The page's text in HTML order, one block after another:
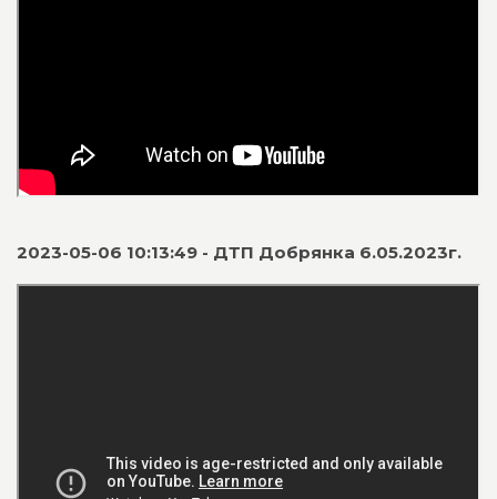
2023-05-06 10:13:49 - ДТП Добрянка 6.05.2023г.